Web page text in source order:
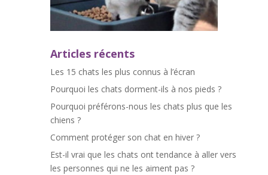
Articles récents
Les 15 chats les plus connus à l’écran
Pourquoi les chats dorment-ils à nos pieds ?
Pourquoi préférons-nous les chats plus que les
chiens ?
Comment protéger son chat en hiver ?
Est-il vrai que les chats ont tendance à aller vers
les personnes qui ne les aiment pas ?